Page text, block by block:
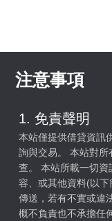
注意事項
1. 免責聲明
本站僅提供借貸資訊
詢與交易。 本站對
查。 本站所載一切
容、或其他資料(以
傳送，若有不實或違
概不負責也不承擔任